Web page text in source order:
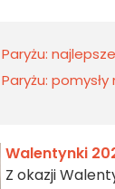
Walentynki
Z okazji